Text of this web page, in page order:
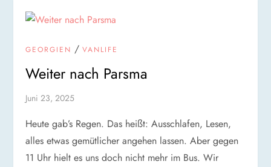
GEORGIEN /VANLIFE
Weiter nach Parsma
Juni 23, 2025
Heute gab’s Regen. Das heißt: Ausschlafen, Lesen,
alles etwas gemütlicher angehen lassen. Aber gegen
11 Uhr hielt es uns doch nicht mehr im Bus. Wir